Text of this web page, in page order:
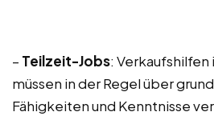
– Teilzeit-Jobs:
müssen in der Regel über
Fähigkeiten und Kenntnisse